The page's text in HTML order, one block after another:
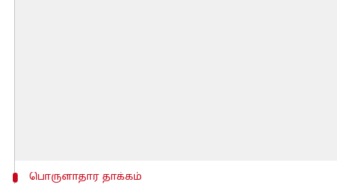
பொருளாதார தாக்கம்